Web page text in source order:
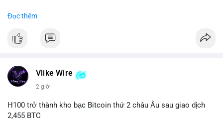
📰 Nguồn: CoinDesk
Đọc thêm
Vlike Wire
2 giờ
H100 trở thành kho bạc Bitcoin thứ 2 châu Âu sau giao dịch
2,455 BTC